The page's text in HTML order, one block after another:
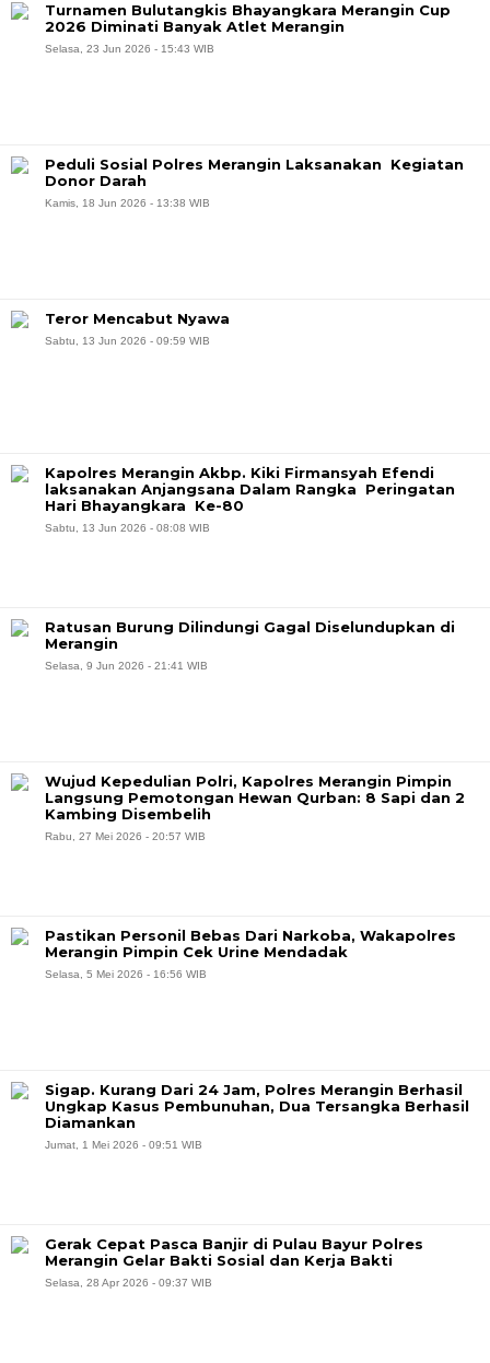
Turnamen Bulutangkis Bhayangkara Merangin Cup
2026 Diminati Banyak Atlet Merangin
Selasa, 23 Jun 2026 - 15:43 WIB
Peduli Sosial Polres Merangin Laksanakan Kegiatan
Donor Darah
Kamis, 18 Jun 2026 - 13:38 WIB
Teror Mencabut Nyawa
Sabtu, 13 Jun 2026 - 09:59 WIB
Kapolres Merangin Akbp. Kiki Firmansyah Efendi
laksanakan Anjangsana Dalam Rangka Peringatan
Hari Bhayangkara Ke-80
Sabtu, 13 Jun 2026 - 08:08 WIB
Ratusan Burung Dilindungi Gagal Diselundupkan di
Merangin
Selasa, 9 Jun 2026 - 21:41 WIB
Wujud Kepedulian Polri, Kapolres Merangin Pimpin
Langsung Pemotongan Hewan Qurban: 8 Sapi dan 2
Kambing Disembelih
Rabu, 27 Mei 2026 - 20:57 WIB
Pastikan Personil Bebas Dari Narkoba, Wakapolres
Merangin Pimpin Cek Urine Mendadak
Selasa, 5 Mei 2026 - 16:56 WIB
Sigap. Kurang Dari 24 Jam, Polres Merangin Berhasil
Ungkap Kasus Pembunuhan, Dua Tersangka Berhasil
Diamankan
Jumat, 1 Mei 2026 - 09:51 WIB
Gerak Cepat Pasca Banjir di Pulau Bayur Polres
Merangin Gelar Bakti Sosial dan Kerja Bakti
Selasa, 28 Apr 2026 - 09:37 WIB